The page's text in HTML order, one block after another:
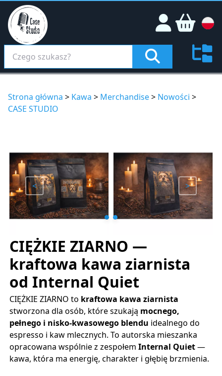
Strona główna > Kawa > Merchandise> Nowości >
CASE STUDIO
< >
CIĘŻKIE ZIARNO —
kraftowa kawa ziarnista
od Internal Quiet
CIĘŻKIE ZIARNO to kraftowa kawa ziarnista
stworzona dla osób, które szukają mocnego,
pełnego i nisko-kwasowego blendu idealnego do
espresso i kaw mlecznych. To autorska mieszanka
opracowana wspólnie z zespołem Internal Quiet —
kawa, która ma energię, charakter i głębię brzmienia.